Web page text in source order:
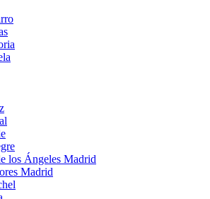
los Ángeles Madrid
Madrid